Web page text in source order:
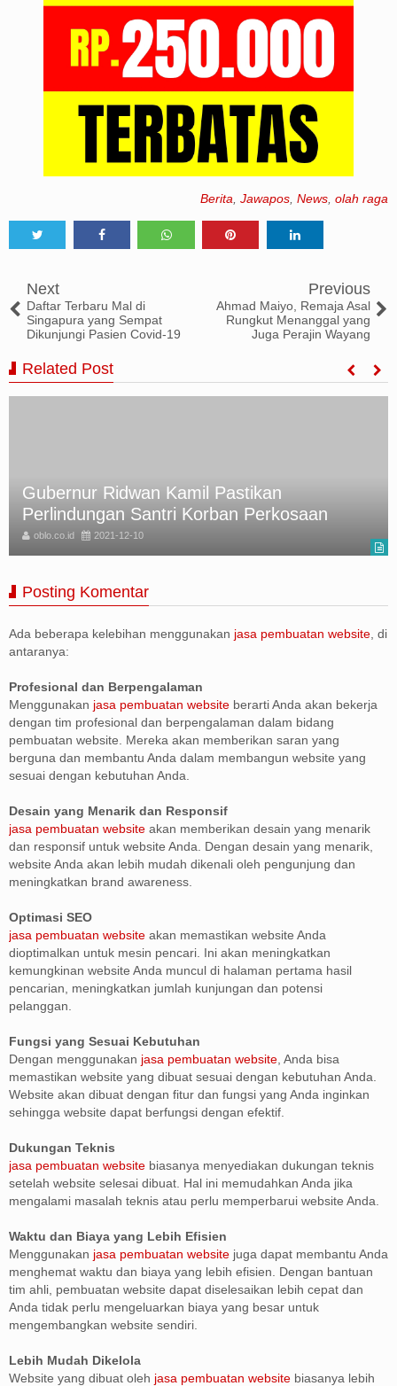
Berita Jawapos News olah raga
Next
Daftar Terbaru Mal di
Singapura yang Sempat
Dikunjungi Pasien Covid-19
Previous
Ahmad Maiyo, Remaja Asal
Rungkut Menanggal yang
Juga Perajin Wayang
Related Post
Gubernur Ridwan Kamil Pastikan
Perlindungan Santri Korban Perkosaan
oblo.co.id 2021-12-10
Posting Komentar
Ada beberapa kelebihan menggunakan jasa pembuatan website , di
antaranya:
Profesional dan Berpengalaman
Menggunakan jasa pembuatan website berarti Anda akan bekerja
dengan tim profesional dan berpengalaman dalam bidang
pembuatan website. Mereka akan memberikan saran yang
berguna dan membantu Anda dalam membangun website yang
sesuai dengan kebutuhan Anda.
Desain yang Menarik dan Responsif
jasa pembuatan website akan memberikan desain yang menarik
dan responsif untuk website Anda. Dengan desain yang menarik,
website Anda akan lebih mudah dikenali oleh pengunjung dan
meningkatkan brand awareness.
Optimasi SEO
jasa pembuatan website akan memastikan website Anda
dioptimalkan untuk mesin pencari. Ini akan meningkatkan
kemungkinan website Anda muncul di halaman pertama hasil
pencarian, meningkatkan jumlah kunjungan dan potensi
pelanggan.
Fungsi yang Sesuai Kebutuhan
Dengan menggunakan jasa pembuatan website , Anda bisa
memastikan website yang dibuat sesuai dengan kebutuhan Anda.
Website akan dibuat dengan fitur dan fungsi yang Anda inginkan
sehingga website dapat berfungsi dengan efektif.
Dukungan Teknis
jasa pembuatan website biasanya menyediakan dukungan teknis
setelah website selesai dibuat. Hal ini memudahkan Anda jika
mengalami masalah teknis atau perlu memperbarui website Anda.
Waktu dan Biaya yang Lebih Efisien
Menggunakan jasa pembuatan website juga dapat membantu Anda
menghemat waktu dan biaya yang lebih efisien. Dengan bantuan
tim ahli, pembuatan website dapat diselesaikan lebih cepat dan
Anda tidak perlu mengeluarkan biaya yang besar untuk
mengembangkan website sendiri.
Lebih Mudah Dikelola
Website yang dibuat oleh jasa pembuatan website biasanya lebih